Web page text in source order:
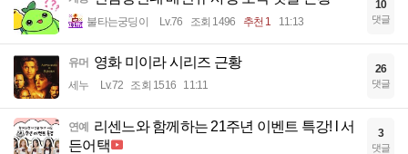
불타는궁딩이 Lv.76 조회 1496 추천 1 11:13
10
댓글
유머 영화 미이라 시리즈 근황
세누 Lv.72 조회 1516 11:11
26
댓글
연예 리센느와 함께하는 21주년 이벤트 특강! l 서
든어택
3
댓글